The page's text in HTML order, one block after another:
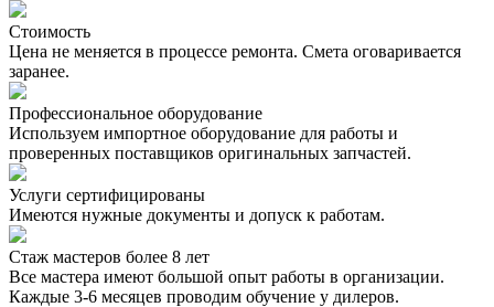
Стоимость
Цена не меняется в процессе ремонта. Смета оговаривается
заранее.
Профессиональное оборудование
Используем импортное оборудование для работы и
проверенных поставщиков оригинальных запчастей.
Услуги сертифицированы
Имеются нужные документы и допуск к работам.
Стаж мастеров более 8 лет
Все мастера имеют большой опыт работы в организации.
Каждые 3-6 месяцев проводим обучение у дилеров.